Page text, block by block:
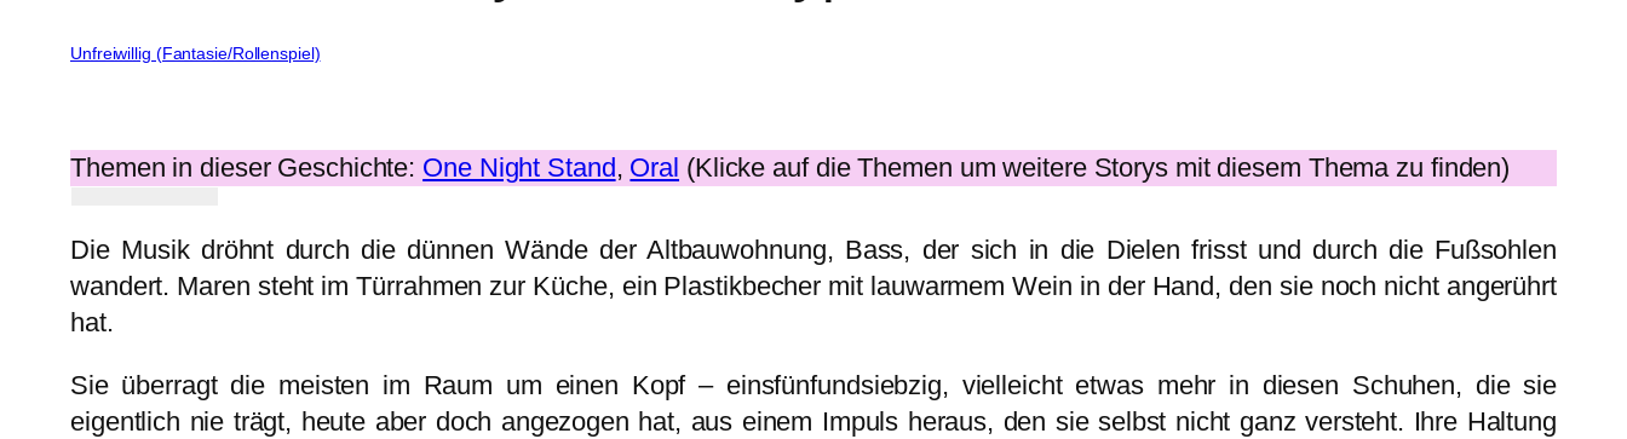
Unfreiwillig (Fantasie/Rollenspiel)
Themen in dieser Geschichte: One Night Stand , Oral (Klicke auf die Themen um weitere Storys mit diesem Thema zu finden)
Die Musik dröhnt durch die dünnen Wände der Altbauwohnung, Bass, der sich in die Dielen frisst und durch die Fußsohlen
wandert. Maren steht im Türrahmen zur Küche, ein Plastikbecher mit lauwarmem Wein in der Hand, den sie noch nicht angerührt
hat.
Sie überragt die meisten im Raum um einen Kopf – einsfünfundsiebzig, vielleicht etwas mehr in diesen Schuhen, die sie
eigentlich nie trägt, heute aber doch angezogen hat, aus einem Impuls heraus, den sie selbst nicht ganz versteht. Ihre Haltung